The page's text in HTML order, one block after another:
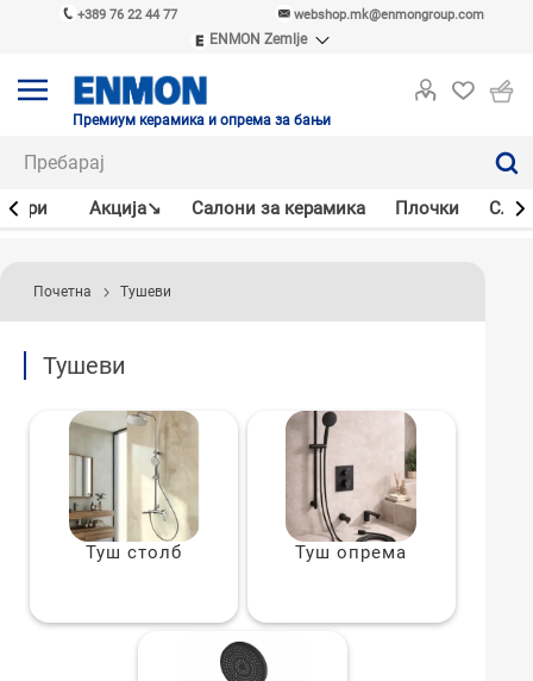
+389 76 22 44 77 webshop.mk@enmongroup.com
ENMON Zemlje
ENMON MKD
Премиум керамика и опрема за бањи
Акцијa↘ Салони за керамика Плочки
Почетна Тушеви
Тушеви
Туш столб Туш опрема